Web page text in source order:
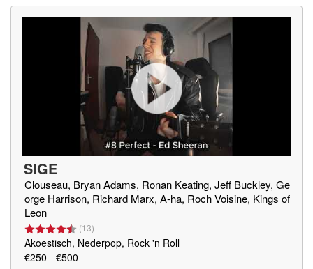
SIGE
Clouseau, Bryan Adams, Ronan Keating, Jeff Buckley, Ge
orge Harrison, Richard Marx, A-ha, Roch Voisine, Kings of
Leon
(13)
Akoestisch, Nederpop, Rock 'n Roll
€250 - €500